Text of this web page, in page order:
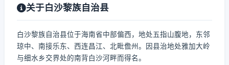
关于白沙黎族自治县
白沙黎族自治县位于海南省中部偏西，地处五指山腹地，东邻
琼中、南接乐东、西连昌江、北毗儋州。因县治地处雅加大岭
与细水乡交界处的南背白沙河畔而得名。